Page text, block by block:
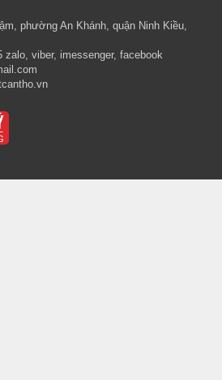
phường An Khánh, quận Ninh Kiều,
zalo, viber, imessenger, facebook